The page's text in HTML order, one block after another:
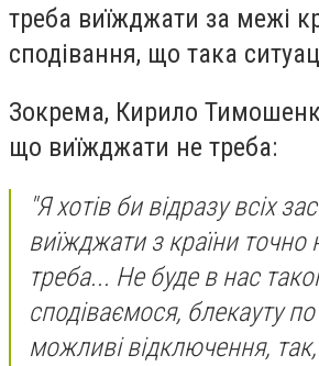
треба виїжджати за межі
сподівання, що така
Зокрема, Кирило
що виїжджати не треба:
"Я хотів би відразу всіх
виїжджати з країни точно
треба... Не буде в нас
сподіваємося, блекауту по
можливі відключення,